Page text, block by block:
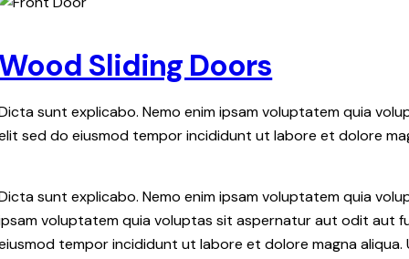
Sliding Doors
sunt explicabo. Nemo enim ipsam voluptatem quia
sed do eiusmod tempor incididunt ut labore et dolore
sunt explicabo. Nemo enim ipsam voluptatem quia
voluptatem quia voluptas sit aspernatur aut odit aut
tempor incididunt ut labore et dolore magna